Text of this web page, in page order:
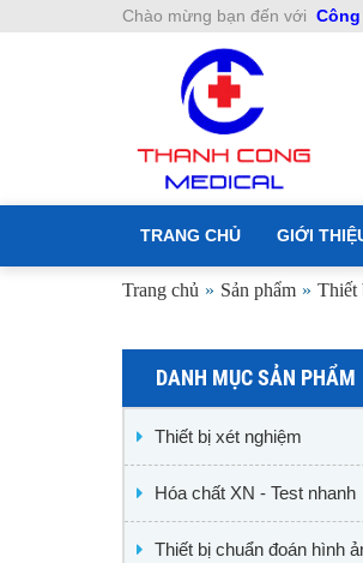
Chào mừng bạn đến với
TRANG CHỦ GIỚI
Trang chủ » Sản phẩm » Thiết
DANH MỤC SẢN PHẨM
Thiết bị xét nghiệm
Hóa chất XN - Test nhanh
Thiết bị chuẩn đoán hình